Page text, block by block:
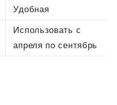
Удобная
Использовать с
апреля по сентябрь